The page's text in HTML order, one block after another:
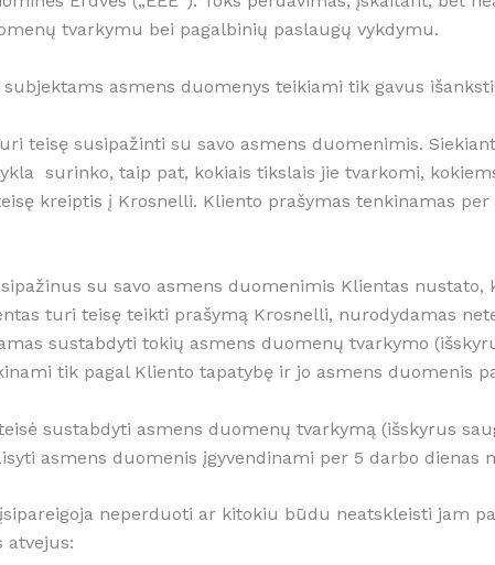
tvarkymu bei pagalbinių paslaugų vykdymu.
subjektams asmens duomenys teikiami tik gavus
teisę susipažinti su savo asmens duomenimis.
surinko, taip pat, kokiais tikslais jie tvarkomi,
kreiptis į Krosnelli. Kliento prašymas tenkinamas
su savo asmens duomenimis Klientas
turi teisę teikti prašymą Krosnelli, nurodydamas
sustabdyti tokių asmens duomenų tvarkymo
tik pagal Kliento tapatybę ir jo asmens duomenis
sustabdyti asmens duomenų tvarkymą (išskyrus
asmens duomenis įgyvendinami per 5 darbo dienas
neperduoti ar kitokiu būdu neatskleisti jam
atvejus: